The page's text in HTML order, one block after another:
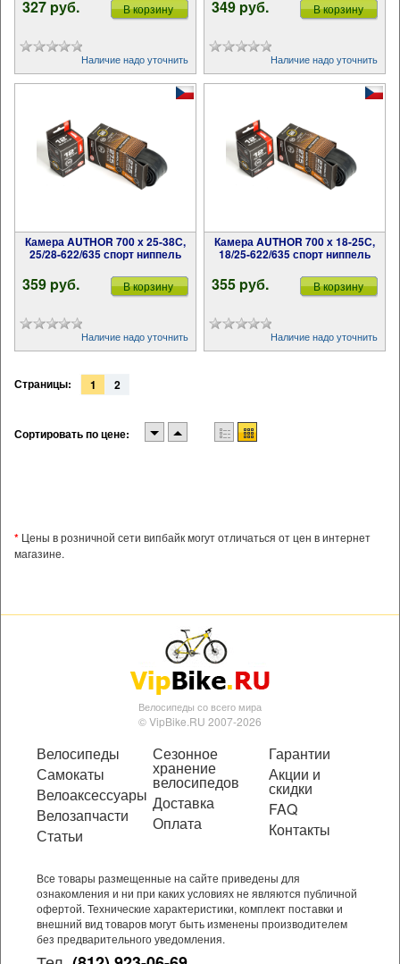
327 pуб. В корзину
Наличие надо уточнить
349 pуб. В корзину
Наличие надо уточнить
Камера AUTHOR 700 х 25-38С,
25/28-622/635 спорт ниппель
359 pуб. В корзину
Наличие надо уточнить
Камера AUTHOR 700 х 18-25С,
18/25-622/635 спорт ниппель
355 pуб. В корзину
Наличие надо уточнить
Страницы: 1 2
Сортировать по цене:
* Цены в розничной сети випбайк могут отличаться от цен в интернет
магазине.
Велосипеды со всего мира
© VipBike.RU 2007-2026
Велосипеды
Самокаты
Велоаксессуары
Велозапчасти
Статьи
Сезонное
хранение
велосипедов
Доставка
Оплата
Гарантии
Акции и
скидки
FAQ
Контакты
Все товары размещенные на сайте приведены для
ознакомления и ни при каких условиях не являются публичной
офертой. Технические характеристики, комплект поставки и
внешний вид товаров могут быть изменены производителем
без предварительного уведомления.